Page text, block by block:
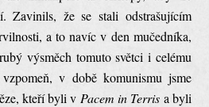
Zavinils, že se stali odstrašujícím
a to navíc v den mučedníka,
výsměch tomuto světci i celému
v době komunismu jsme
kteří byli v Pacem in Terris a byli